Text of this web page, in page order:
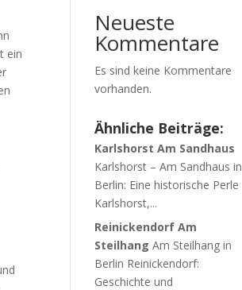
ein
Neueste
Kommentare
Es sind keine Kommentare
vorhanden.
Ähnliche Beiträge:
Karlshorst Am Sandhaus
Karlshorst – Am Sandhaus in
Berlin: Eine historische Perle
Karlshorst,...
Reinickendorf Am
Steilhang Am Steilhang in
Berlin Reinickendorf:
Geschichte und